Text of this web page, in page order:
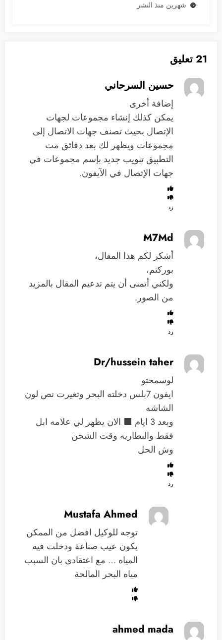
شهرين منذ النشر
21 تعليق
حسين السرحاني
إضافة أخرى
يمكن كذلك إنشاء مجموعات لجهات
الإتصال بحيث تصنف جهات الاتصال إلى
مجموعات ويظهر لك بعد دقائق مت
التطبيق تبويب جديد بإسم مجموعات في
جهات الإتصال في الآيفون.
رد
M7Md
أشكر لكم هذا المفال،
بوركتم،
ولكني أتمنى أن يتم تدعيم المقال بالمزيد
من الصور.
رد
Dr/hussein taher
لوسمحتو
ايفون 7بلس دخلته البحر وتغيرت نص لون
الشاشه
وبعد 3 ايام ⬛️ الان يظهر لي علامه ابل
فقط والبطاريه وقت الشحن
وش الحل
رد
Mustafa Ahmed
توجه للوكيل افضل من الممكن
يكون عيب صناعة ودخلت فيه
المياه … مع اعتقادى بان السبب
مياه البحر المالحة
ahmed mada